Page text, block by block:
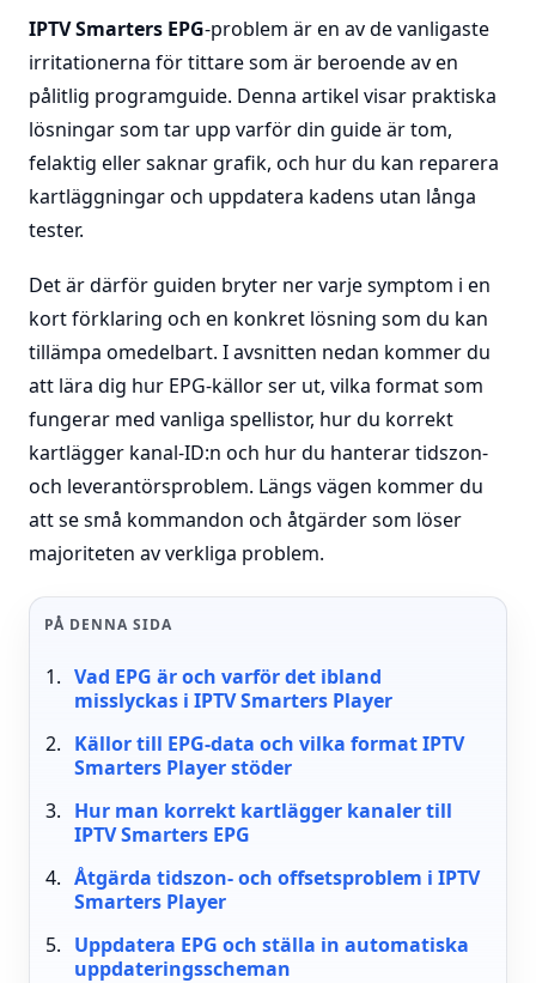
IPTV Smarters EPG-problem är en av de vanligaste
irritationerna för tittare som är beroende av en
pålitlig programguide. Denna artikel visar praktiska
lösningar som tar upp varför din guide är tom,
felaktig eller saknar grafik, och hur du kan reparera
kartläggningar och uppdatera kadens utan långa
tester.
Det är därför guiden bryter ner varje symptom i en
kort förklaring och en konkret lösning som du kan
tillämpa omedelbart. I avsnitten nedan kommer du
att lära dig hur EPG-källor ser ut, vilka format som
fungerar med vanliga spellistor, hur du korrekt
kartlägger kanal-ID:n och hur du hanterar tidszon-
och leverantörsproblem. Längs vägen kommer du
att se små kommandon och åtgärder som löser
majoriteten av verkliga problem.
PÅ DENNA SIDA
Vad EPG är och varför det ibland
misslyckas i IPTV Smarters Player
Källor till EPG-data och vilka format IPTV
Smarters Player stöder
Hur man korrekt kartlägger kanaler till
IPTV Smarters EPG
Åtgärda tidszon- och offsetsproblem i IPTV
Smarters Player
Uppdatera EPG och ställa in automatiska
uppdateringsscheman